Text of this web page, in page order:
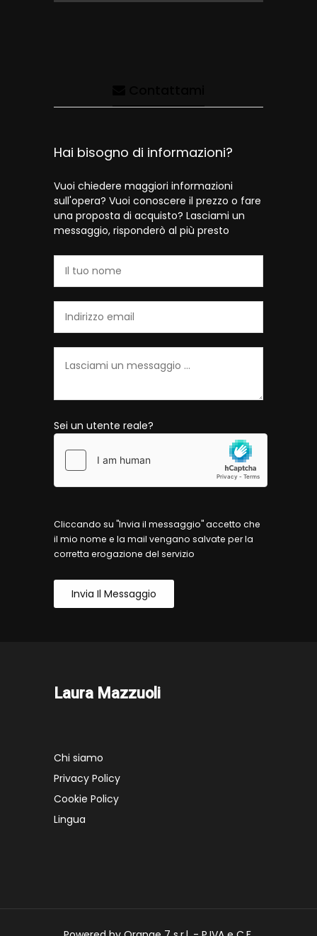
Hai bisogno di informazioni?
Vuoi chiedere maggiori informazioni
sull'opera? Vuoi conoscere il prezzo o fare
una proposta di acquisto? Lasciami un
messaggio, risponderò al più presto
Sei un utente reale?
Cliccando su "Invia il messaggio" accetto che
il mio nome e la mail vengano salvate per la
corretta erogazione del servizio
Invia Il Messaggio
Laura Mazzuoli
Chi siamo
Privacy Policy
Cookie Policy
Lingua